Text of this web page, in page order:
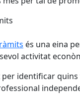
és una eina
activitat
per identificar